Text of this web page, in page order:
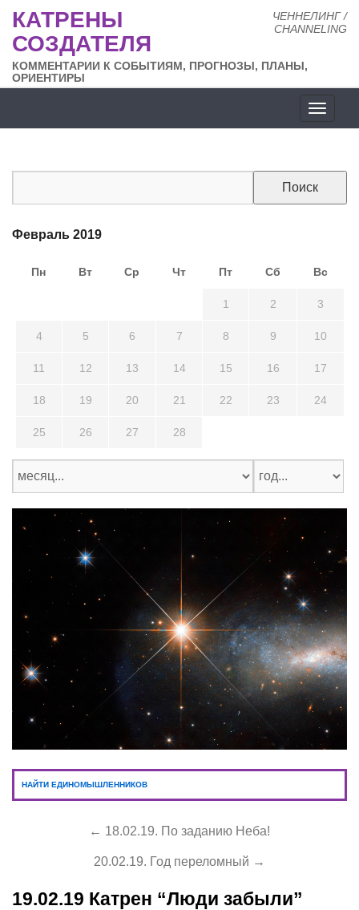
ЧЕННЕЛИНГ /
CHANNELING
КАТРЕНЫ
СОЗДАТЕЛЯ
КОММЕНТАРИИ К СОБЫТИЯМ, ПРОГНОЗЫ, ПЛАНЫ,
ОРИЕНТИРЫ
сайта
Февраль 2019
Пн Вт Ср Чт Пт Сб Вс
1 2 3
4 5 6 7 8 9 10
11 12 13 14 15 16 17
18 19 20 21 22 23 24
25 26 27 28
НАЙТИ ЕДИНОМЫШЛЕННИКОВ
← 18.02.19. По заданию Неба!
20.02.19. Год переломный →
19.02.19 Катрен “Люди забыли”